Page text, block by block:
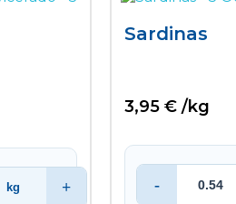
kg +
Sardinas
3,95 € /kg
-